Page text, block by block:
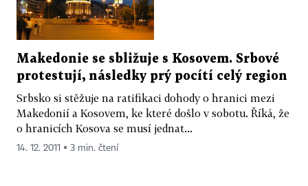
Makedonie se sbližuje s Kosovem. Srbové
protestují, následky prý pocítí celý region
Srbsko si stěžuje na ratifikaci dohody o hranici mezi
Makedonií a Kosovem, ke které došlo v sobotu. Říká, že
o hranicích Kosova se musí jednat...
14. 12. 2011 ▪ 3 min. čtení